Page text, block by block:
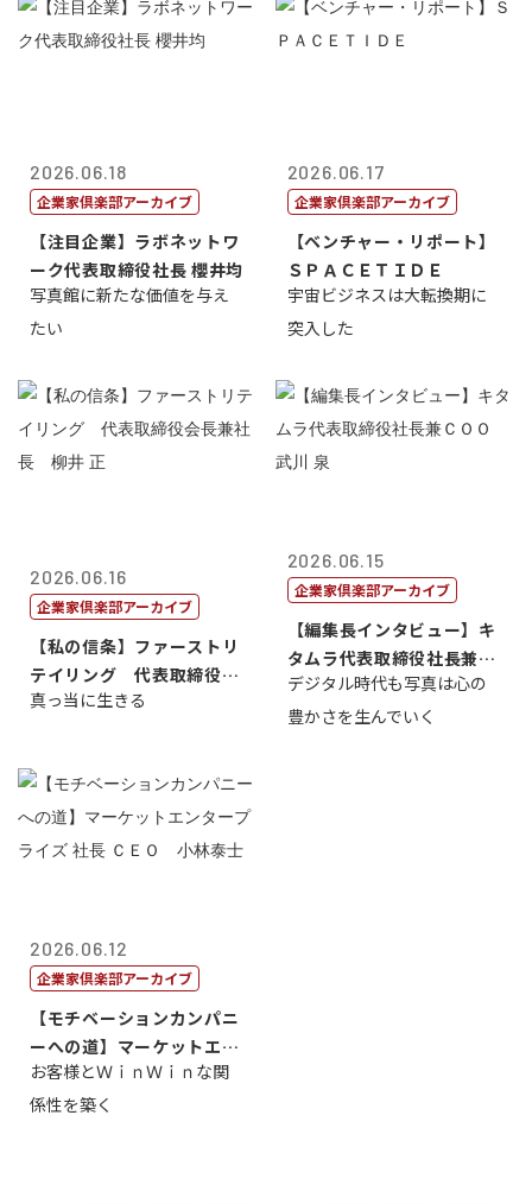
2026.06.18
企業家倶楽部アーカイブ
【注目企業】ラボネットワ
ーク代表取締役社長 櫻井均
写真館に新たな価値を与え
たい
2026.06.17
企業家倶楽部アーカイブ
【ベンチャー・リポート】
ＳＰＡＣＥＴＩＤＥ
宇宙ビジネスは大転換期に
突入した
2026.06.16
企業家倶楽部アーカイブ
【私の信条】ファーストリ
テイリング 代表取締役会
長兼社長 柳...
真っ当に生きる
2026.06.15
企業家倶楽部アーカイブ
【編集長インタビュー】キ
タムラ代表取締役社長兼Ｃ
ＯＯ 武川 ...
デジタル時代も写真は心の
豊かさを生んでいく
2026.06.12
企業家倶楽部アーカイブ
【モチベーションカンパニ
ーへの道】マーケットエン
タープライズ...
お客様とＷｉｎＷｉｎな関
係性を築く